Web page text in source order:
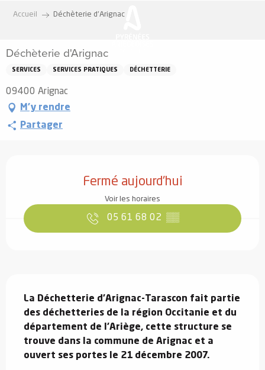
principal
Accueil Déchèterie d'Arignac
Déchèterie d'Arignac
SERVICES SERVICES PRATIQUES DÉCHETTERIE
09400 Arignac
M'y rendre
Partager
Fermé aujourd'hui
Voir les horaires
05 61 68 02 ▒▒
La Déchetterie d’Arignac-Tarascon fait partie
des déchetteries de la région Occitanie et du
département de l'Ariège, cette structure se
trouve dans la commune de Arignac et a
ouvert ses portes le 21 décembre 2007.